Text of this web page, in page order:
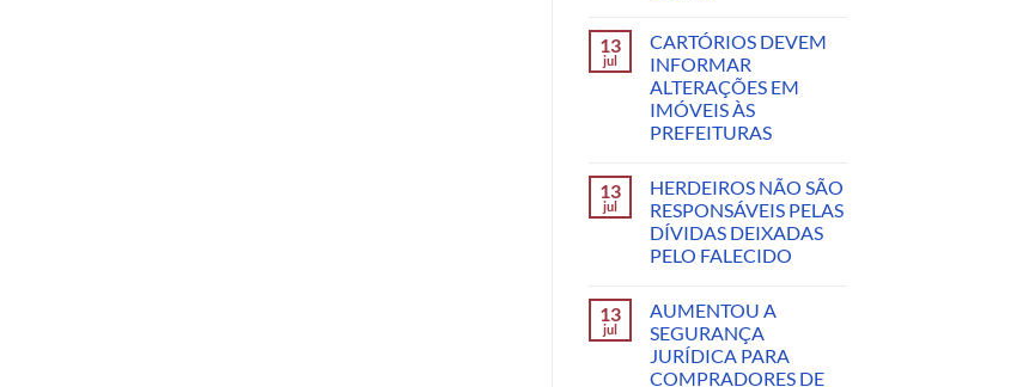
13
jul
CARTÓRIOS DEVEM
INFORMAR
ALTERAÇÕES EM
IMÓVEIS ÀS
PREFEITURAS
13
jul
HERDEIROS NÃO SÃO
RESPONSÁVEIS PELAS
DÍVIDAS DEIXADAS
PELO FALECIDO
13
jul
AUMENTOU A
SEGURANÇA
JURÍDICA PARA
COMPRADORES DE